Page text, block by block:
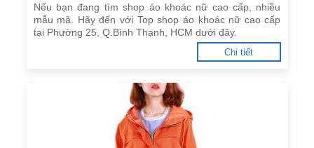
Nếu bạn đang tìm shop áo khoác nữ cao cấp, nhiều
mẫu mã. Hãy đến với Top shop áo khoác nữ cao cấp
tại Phường 25, Q.Bình Thạnh, HCM dưới đây.
Chi tiết